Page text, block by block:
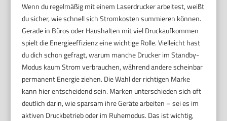
Wenn du regelmäßig mit einem Laserdrucker arbeitest, weißt
du sicher, wie schnell sich Stromkosten summieren können.
Gerade in Büros oder Haushalten mit viel Druckaufkommen
spielt die Energieeffizienz eine wichtige Rolle. Vielleicht hast
du dich schon gefragt, warum manche Drucker im Standby-
Modus kaum Strom verbrauchen, während andere scheinbar
permanent Energie ziehen. Die Wahl der richtigen Marke
kann hier entscheidend sein. Marken unterschieden sich oft
deutlich darin, wie sparsam ihre Geräte arbeiten – sei es im
aktiven Druckbetrieb oder im Ruhemodus. Das ist wichtig,